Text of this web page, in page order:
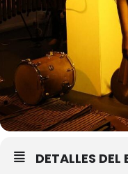
DETALLES DEL